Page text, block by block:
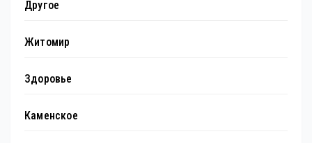
Другое
Житомир
Здоровье
Каменское